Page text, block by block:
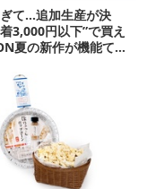
ぎて…追加生産が決
3,000円以下”で買え
夏の新作が機能てん